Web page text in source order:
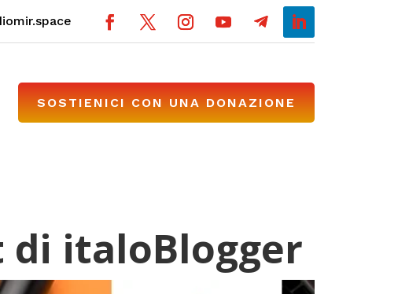
SOSTIENICI CON UNA DONAZIONE
di italoBlogger